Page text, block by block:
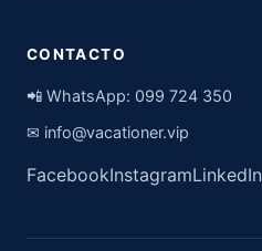
CONTACTO
📲 WhatsApp: 099 724 350
✉ info@vacationer.vip
FacebookInstagramLinkedIn